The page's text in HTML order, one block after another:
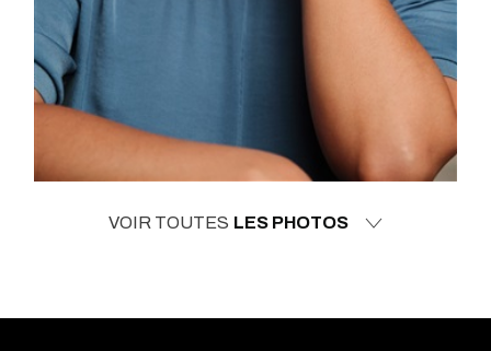
VOIR TOUTES LES PHOTOS